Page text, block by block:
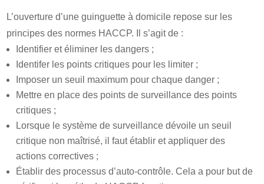
L’ouverture d’une guinguette à domicile repose sur les
principes des normes HACCP. Il s’agit de :
Identifier et éliminer les dangers ;
Identifer les points critiques pour les limiter ;
Imposer un seuil maximum pour chaque danger ;
Mettre en place des points de surveillance des points
critiques ;
Lorsque le système de surveillance dévoile un seuil
critique non maîtrisé, il faut établir et appliquer des
actions correctives ;
Établir des processus d’auto-contrôle. Cela a pour but de